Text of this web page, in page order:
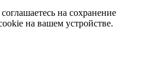
на сохранение
на вашем устройстве.